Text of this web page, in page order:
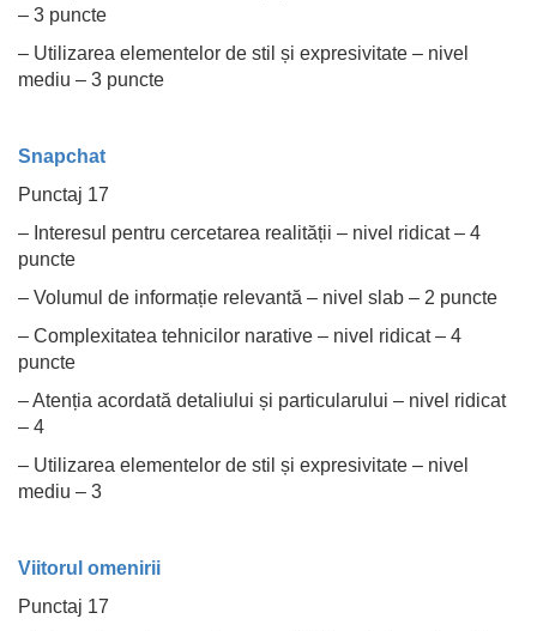
– 3 puncte
– Utilizarea elementelor de stil și expresivitate – nivel
mediu – 3 puncte
Snapchat
Punctaj 17
– Interesul pentru cercetarea realității – nivel ridicat – 4
puncte
– Volumul de informație relevantă – nivel slab – 2 puncte
– Complexitatea tehnicilor narative – nivel ridicat – 4
puncte
– Atenția acordată detaliului și particularului – nivel ridicat
– 4
– Utilizarea elementelor de stil și expresivitate – nivel
mediu – 3
Viitorul omenirii
Punctaj 17